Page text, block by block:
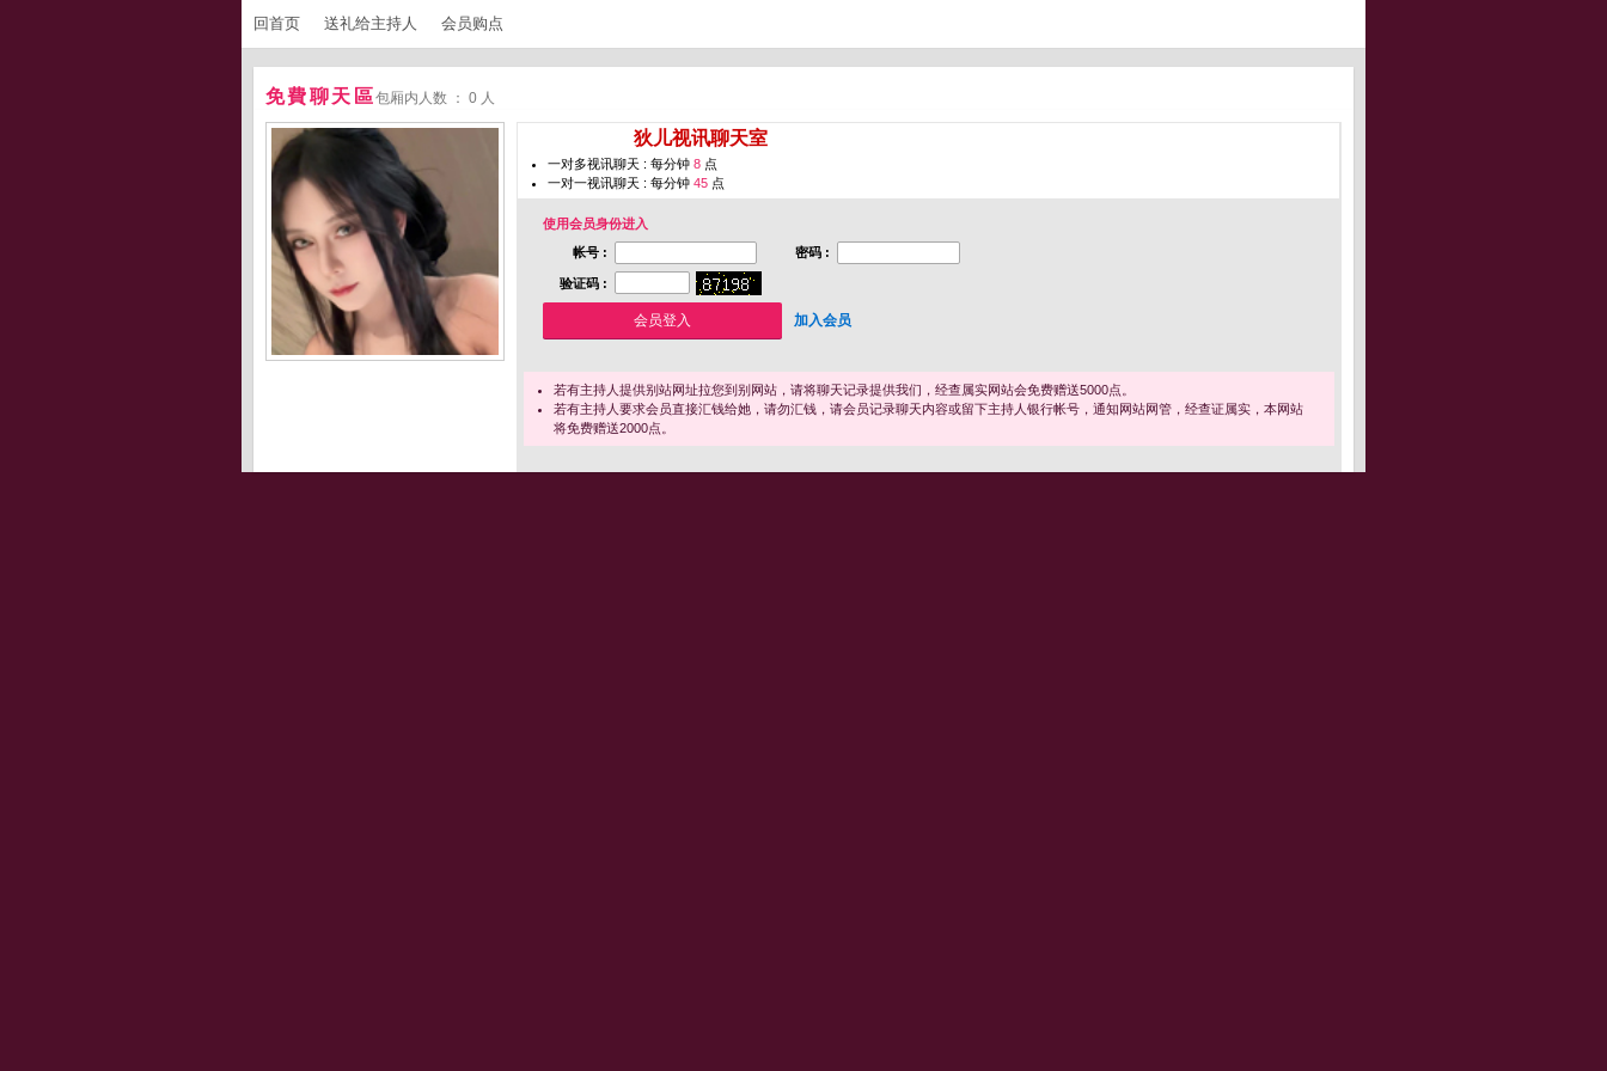
回首页 送礼给主持人 会员购点
免費聊天區包厢内人数 ： 0 人
狄儿视讯聊天室
一对多视讯聊天 : 每分钟 8 点
一对一视讯聊天 : 每分钟 45 点
使用会员身份进入
帐号 :
密码 :
验证码 :
加入会员
若有主持人提供别站网址拉您到别网站，请将聊天记录提供我们，经查属实网站会免费赠送5000点。
若有主持人要求会员直接汇钱给她，请勿汇钱，请会员记录聊天内容或留下主持人银行帐号，通知网站网管，经查证属实，本网站
将免费赠送2000点。